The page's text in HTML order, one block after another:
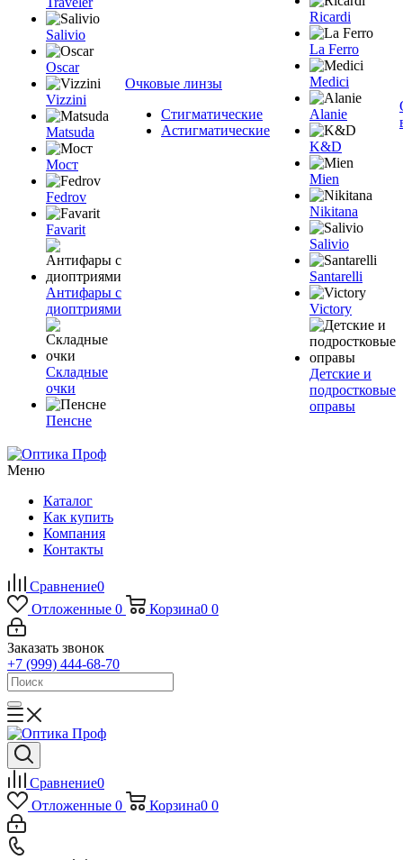
Salivio
Oscar
Vizzini
Matsuda
Мост
Fedrov
Favarit
Антифары с
диоптриями
Складные
очки
Пенсне
Очковые линзы
Стигматические
Астигматические
Ricardi
La Ferro
Medici
Alanie
K&D
Mien
Nikitana
Salivio
Santarelli
Victory
Детские и
подростковые
оправы
Меню
Каталог
Как купить
Компания
Контакты
Сравнение0
Отложенные 0 Корзина0 0
Заказать звонок
+7 (999) 444-68-70
Сравнение0
Отложенные 0 Корзина0 0